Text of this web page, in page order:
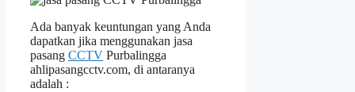
Ada banyak keuntungan yang Anda
dapatkan jika menggunakan jasa
pasang CCTV Purbalingga
ahlipasangcctv.com, di antaranya
adalah :